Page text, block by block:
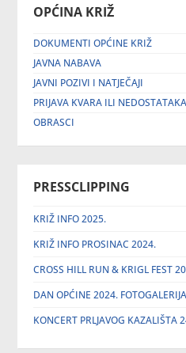
OPĆINA KRIŽ
DOKUMENTI OPĆINE KRIŽ
JAVNA NABAVA
JAVNI POZIVI I NATJEČAJI
PRIJAVA KVARA ILI NEDOSTATAKA
OBRASCI
PRESSCLIPPING
KRIŽ INFO 2025.
KRIŽ INFO PROSINAC 2024.
CROSS HILL RUN & KRIGL FEST
DAN OPĆINE 2024. FOTOGALERIJA
KONCERT PRLJAVOG KAZALIŠTA